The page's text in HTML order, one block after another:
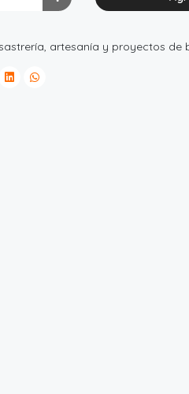
artesanía y proyectos de